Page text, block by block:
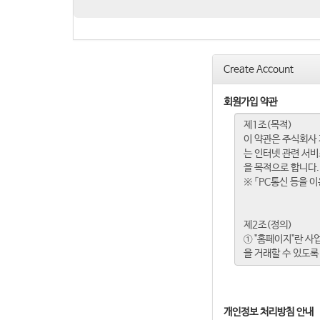
Create Account
회원가입 약관
개인정보 처리방침 안내